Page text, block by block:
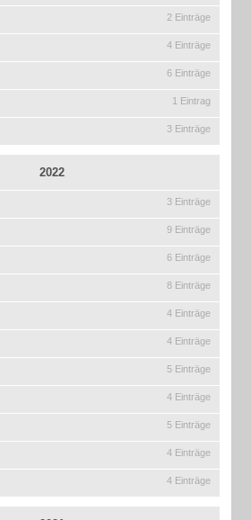
2 Einträge
4 Einträge
6 Einträge
1 Eintrag
3 Einträge
2022
3 Einträge
9 Einträge
6 Einträge
8 Einträge
4 Einträge
4 Einträge
5 Einträge
4 Einträge
5 Einträge
4 Einträge
4 Einträge